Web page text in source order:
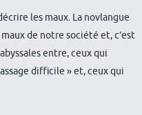
les maux. La novlangue
de notre société et, c’est
entre, ceux qui
difficile » et, ceux qui